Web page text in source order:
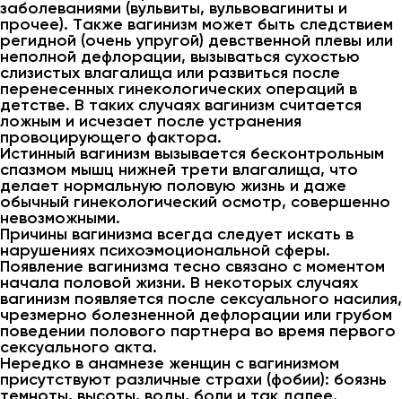
заболеваниями (вульвиты, вульвовагиниты и
прочее). Также вагинизм может быть следствием
регидной (очень упругой) девственной плевы или
неполной дефлорации, вызываться сухостью
слизистых влагалища или развиться после
перенесенных гинекологических операций в
детстве. В таких случаях вагинизм считается
ложным и исчезает после устранения
провоцирующего фактора.
Истинный вагинизм вызывается бесконтрольным
спазмом мышц нижней трети влагалища, что
делает нормальную половую жизнь и даже
обычный гинекологический осмотр, совершенно
невозможными.
Причины вагинизма всегда следует искать в
нарушениях психоэмоциональной сферы.
Появление вагинизма тесно связано с моментом
начала половой жизни. В некоторых случаях
вагинизм появляется после сексуального насилия,
чрезмерно болезненной дефлорации или грубом
поведении полового партнера во время первого
сексуального акта.
Нередко в анамнезе женщин с вагинизмом
присутствуют различные страхи (фобии): боязнь